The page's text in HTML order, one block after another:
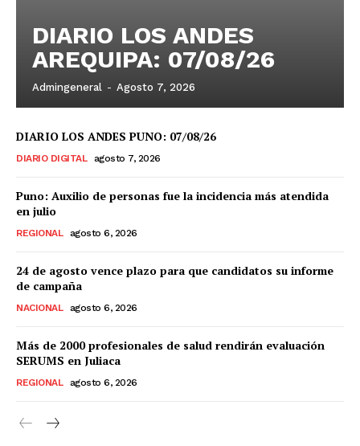
DIARIO LOS ANDES
AREQUIPA: 07/08/26
Admingeneral - Agosto 7, 2026
DIARIO LOS ANDES PUNO: 07/08/26
DIARIO DIGITAL agosto 7, 2026
Puno: Auxilio de personas fue la incidencia más atendida
en julio
REGIONAL agosto 6, 2026
24 de agosto vence plazo para que candidatos su informe
de campaña
NACIONAL agosto 6, 2026
Más de 2000 profesionales de salud rendirán evaluación
SERUMS en Juliaca
REGIONAL agosto 6, 2026